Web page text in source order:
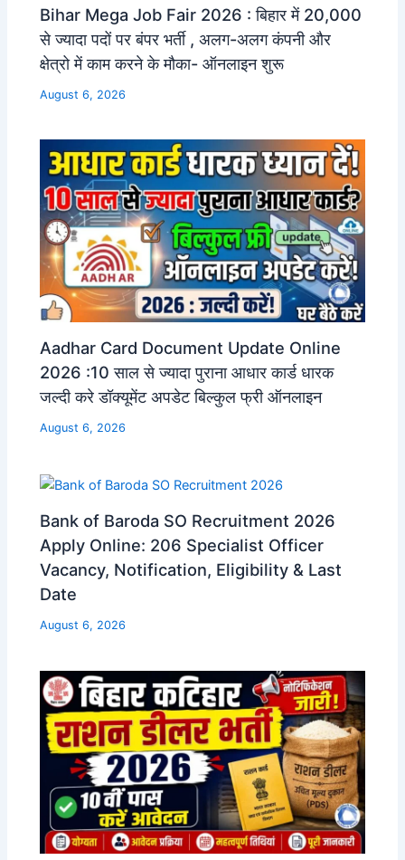
Bihar Mega Job Fair 2026 : बिहार में 20,000
से ज्यादा पदों पर बंपर भर्ती , अलग-अलग कंपनी और
क्षेत्रो में काम करने के मौका- ऑनलाइन शुरू
August 6, 2026
Aadhar Card Document Update Online
2026 :10 साल से ज्यादा पुराना आधार कार्ड धारक
जल्दी करे डॉक्यूमेंट अपडेट बिल्कुल फ्री ऑनलाइन
August 6, 2026
Bank of Baroda SO Recruitment 2026
Apply Online: 206 Specialist Officer
Vacancy, Notification, Eligibility & Last
Date
August 6, 2026